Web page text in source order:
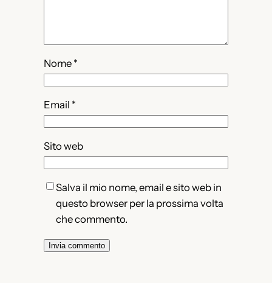
Nome *
Email *
Sito web
Salva il mio nome, email e sito web in
questo browser per la prossima volta
che commento.